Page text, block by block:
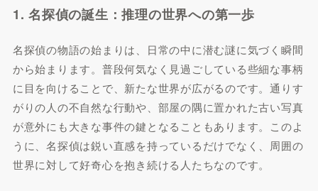
1. 名探偵の誕生：推理の世界への第一歩
名探偵の物語の始まりは、日常の中に潜む謎に気づく瞬間
から始まります。普段何気なく見過ごしている些細な事柄
に目を向けることで、新たな世界が広がるのです。通りす
がりの人の不自然な行動や、部屋の隅に置かれた古い写真
が意外にも大きな事件の鍵となることもあります。このよ
うに、名探偵は鋭い直感を持っているだけでなく、周囲の
世界に対して好奇心を抱き続ける人たちなのです。